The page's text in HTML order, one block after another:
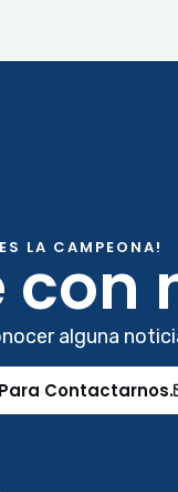
LA CAMPEONA!
alguna
Contactarnos.